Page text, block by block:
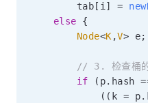
        tab
[ i] =
else
{
Node<K,V> e;
// 3. 检查桶的
if
( p. hash
( ( k = p.